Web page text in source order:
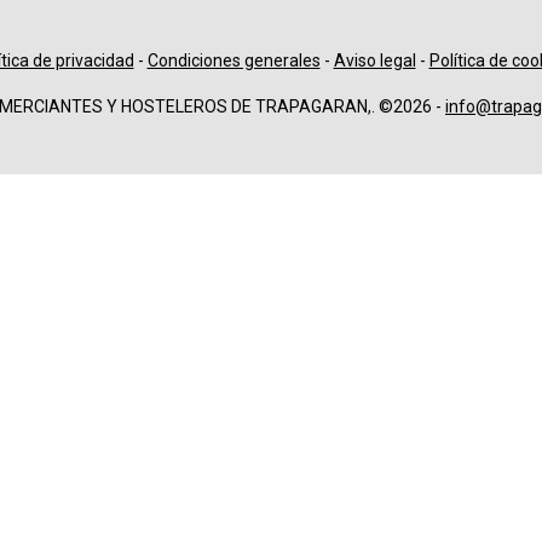
de privacidad - Condiciones generales - Aviso legal - Política de
Y HOSTELEROS DE TRAPAGARAN,. ©2026 -